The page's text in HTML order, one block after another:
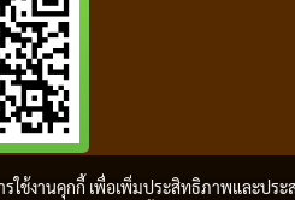
รใช้งานคุกกี้ เพื่อเพิ่มประสิทธิภาพและปร